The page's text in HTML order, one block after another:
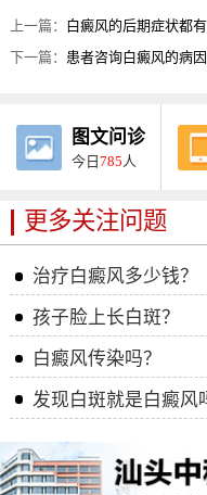
上一篇： 白癜风的后期症状都
下一篇： 患者咨询白癜风的病
图文问诊
今日785 人
更多关注问题
治疗白癜风多少钱？
孩子脸上长白斑？
白癜风传染吗？
发现白斑就是白癜风